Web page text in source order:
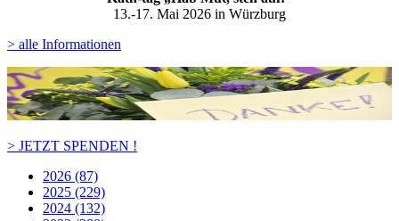
13.-17. Mai 2026 in Würzburg
> alle Informationen
> JETZT SPENDEN !
2026 (87)
2025 (229)
2024 (132)